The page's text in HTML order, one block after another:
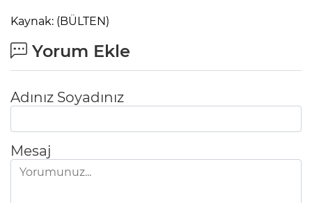
Kaynak: (BÜLTEN)
Yorum Ekle
Adınız Soyadınız
Mesaj